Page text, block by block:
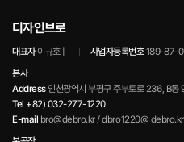
디자인브로
대표자이규호 | 사업자등록번호189-87-
본사
Address인천광역시 부평구 주부토로 236, B동
Tel +82) 032-277-1220
E-mail bro@debro.kr / dbro1220@ debro.kr